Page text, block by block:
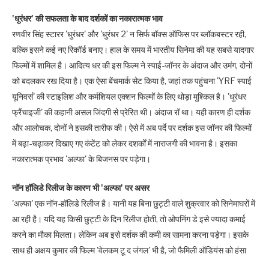
'धुरंधर' की सफलता के बाद दर्शकों का नकारात्मक भाव
रणवीर सिंह स्‍टारर 'धुरंधर' और 'धुरंधर 2' न सिर्फ बॉक्स ऑफ‍िस पर ब्‍लॉकबस्‍टर रही,
बल्‍क‍ि इसने कई नए रिकॉर्ड बनाए। हाल के समय में भारतीय सिनेमा की यह सबसे यादगार
फ‍िल्मों में शामिल है। आदित्‍य धर की इस फिल्‍म ने स्पाई-जॉनर के अंदाज और उमंग, दोनों
को बदलकर रख दिया है। एक ऐसा बेंचमार्क सेट किया है, जहां तक पहुंचना 'YRF स्पाई
यूनिवर्स' की स्टाइलिश और कर्मश‍ियल एक्शन फ‍िल्मों के लिए थोड़ा मुश्‍क‍िल है। 'धुरंधर
फ्रैंचाइजी' की कहानी असल जिंदगी से प्रेरित थी। अंदाज रॉ था। यही कारण ही दर्शक
और आलोचक, दोनों ने इसकी तारीफ की। ऐसे में अब पर्दे पर दर्शक इस जॉनर की फिल्‍मों
में बढ़ा-चढ़ाकर दिखाए गए कंटेंट को लेकर दशर्कों में नाराजगी की भावना है। इसका
नकारात्‍मक प्रभाव 'अल्‍फा' के बिजनस पर पड़ेगा।
नॉन हॉलिडे रिलीज के कारण भी 'अल्‍फा' पर असर
'अल्फा' एक नॉन-हॉलिडे रिलीज है। यानी यह बिना छुट्टी वाले शुक्रवार को सिनेमाघरों में
आ रही है। यदि यह किसी छुट्टी के दिन रिलीज होती, तो ओपनिंग डे इसे ज्यादा कमाई
करने का मौका मिलता। लेकिन अब इसे दर्शक की कमी का सामना करना पड़ेगा। इसके
साथ ही अक्षय कुमार की फ‍िल्‍म 'वेलकम टू द जंगल' भी है, जो फैमिली ऑडियंस को हंसा